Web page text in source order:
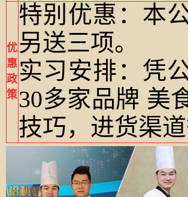
优
惠
政
策
特别优惠 ：本
另送三项。
实习安排：凭
30多家品牌 美
技巧，进货渠